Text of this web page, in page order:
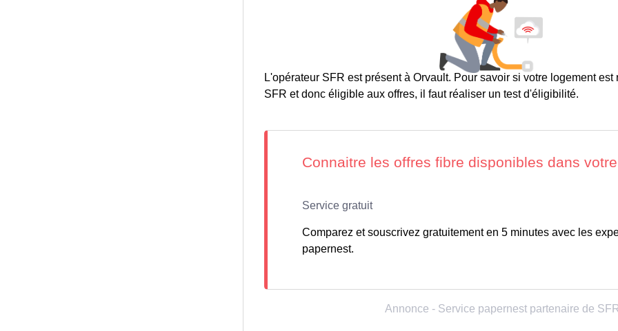
L'opérateur SFR est présent à Orvault. Pour savoir si votre logement
SFR et donc éligible aux offres, il faut réaliser un test d'éligibilité.
Comparez et souscrivez gratuitement en 5 minutes avec les
papernest.